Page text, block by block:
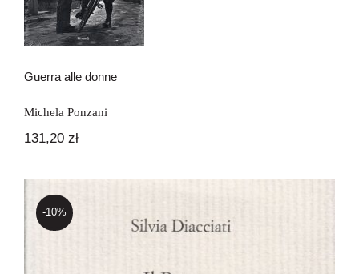
Guerra alle donne
Michela Ponzani
131,20 zł
-10%